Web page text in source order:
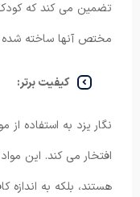
تضمین می کند که
مختص آنها ساخته شده
کیفیت برتر:
نگار یزد به استفاده
افتخار می کند. این
هستند، بلکه به